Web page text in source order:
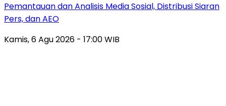
Pemantauan dan Analisis Media Sosial, Distribusi Siaran
Pers, dan AEO
Kamis, 6 Agu 2026 - 17:00 WIB